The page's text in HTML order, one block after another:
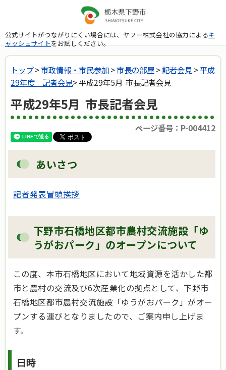
公式サイトがつながりにくい場合には、ヤフー株式会社の協力によるキ
ャッシュサイトをお試しください。
トップ>市政情報・市民参加>市長の部屋>記者会見>平成
29年度 記者会見> 平成29年5月 市長記者会見
平成29年5月 市長記者会見
ページ番号：P-004412
あいさつ
記者発表冒頭挨拶
下野市石橋地区都市農村交流施設「ゆ
うがおパーク」のオープンについて
この度、本市石橋地区において地域資源を活かした都
市と農村の交流及び6次産業化の拠点として、下野市
石橋地区都市農村交流施設「ゆうがおパーク」がオー
プンする運びとなりましたので、ご案内申し上げま
す。
日時